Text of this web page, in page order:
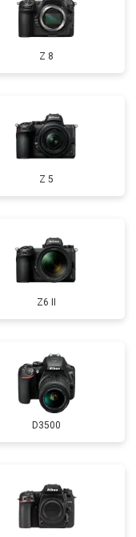
Z 8
Z 5
Z6 II
D3500